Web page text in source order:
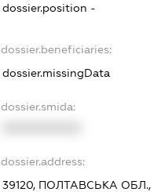
dossier.position -
dossier.beneficiaries:
dossier.missingData
dossier.smida:
dossier.address:
39120, ПОЛТАВСЬКА ОБЛ.,